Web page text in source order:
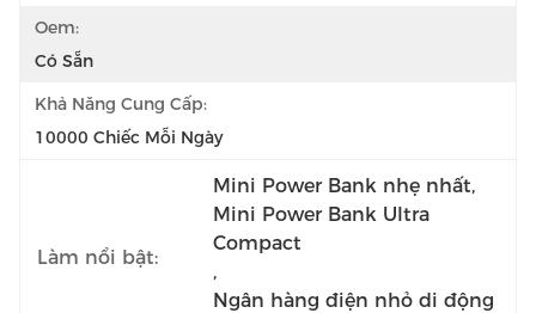
Oem:
Có Sẵn
Khả Năng Cung Cấp:
10000 Chiếc Mỗi Ngày
Làm nổi bật:
Mini Power Bank nhẹ nhất,
Mini Power Bank Ultra
Compact
,
Ngân hàng điện nhỏ di động